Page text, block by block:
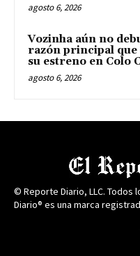
agosto 6, 2026
Vozinha aún no
razón principal
su estreno en Colo
agosto 6, 2026
© Reporte Diario, LLC. Todos
Diario® es una marca